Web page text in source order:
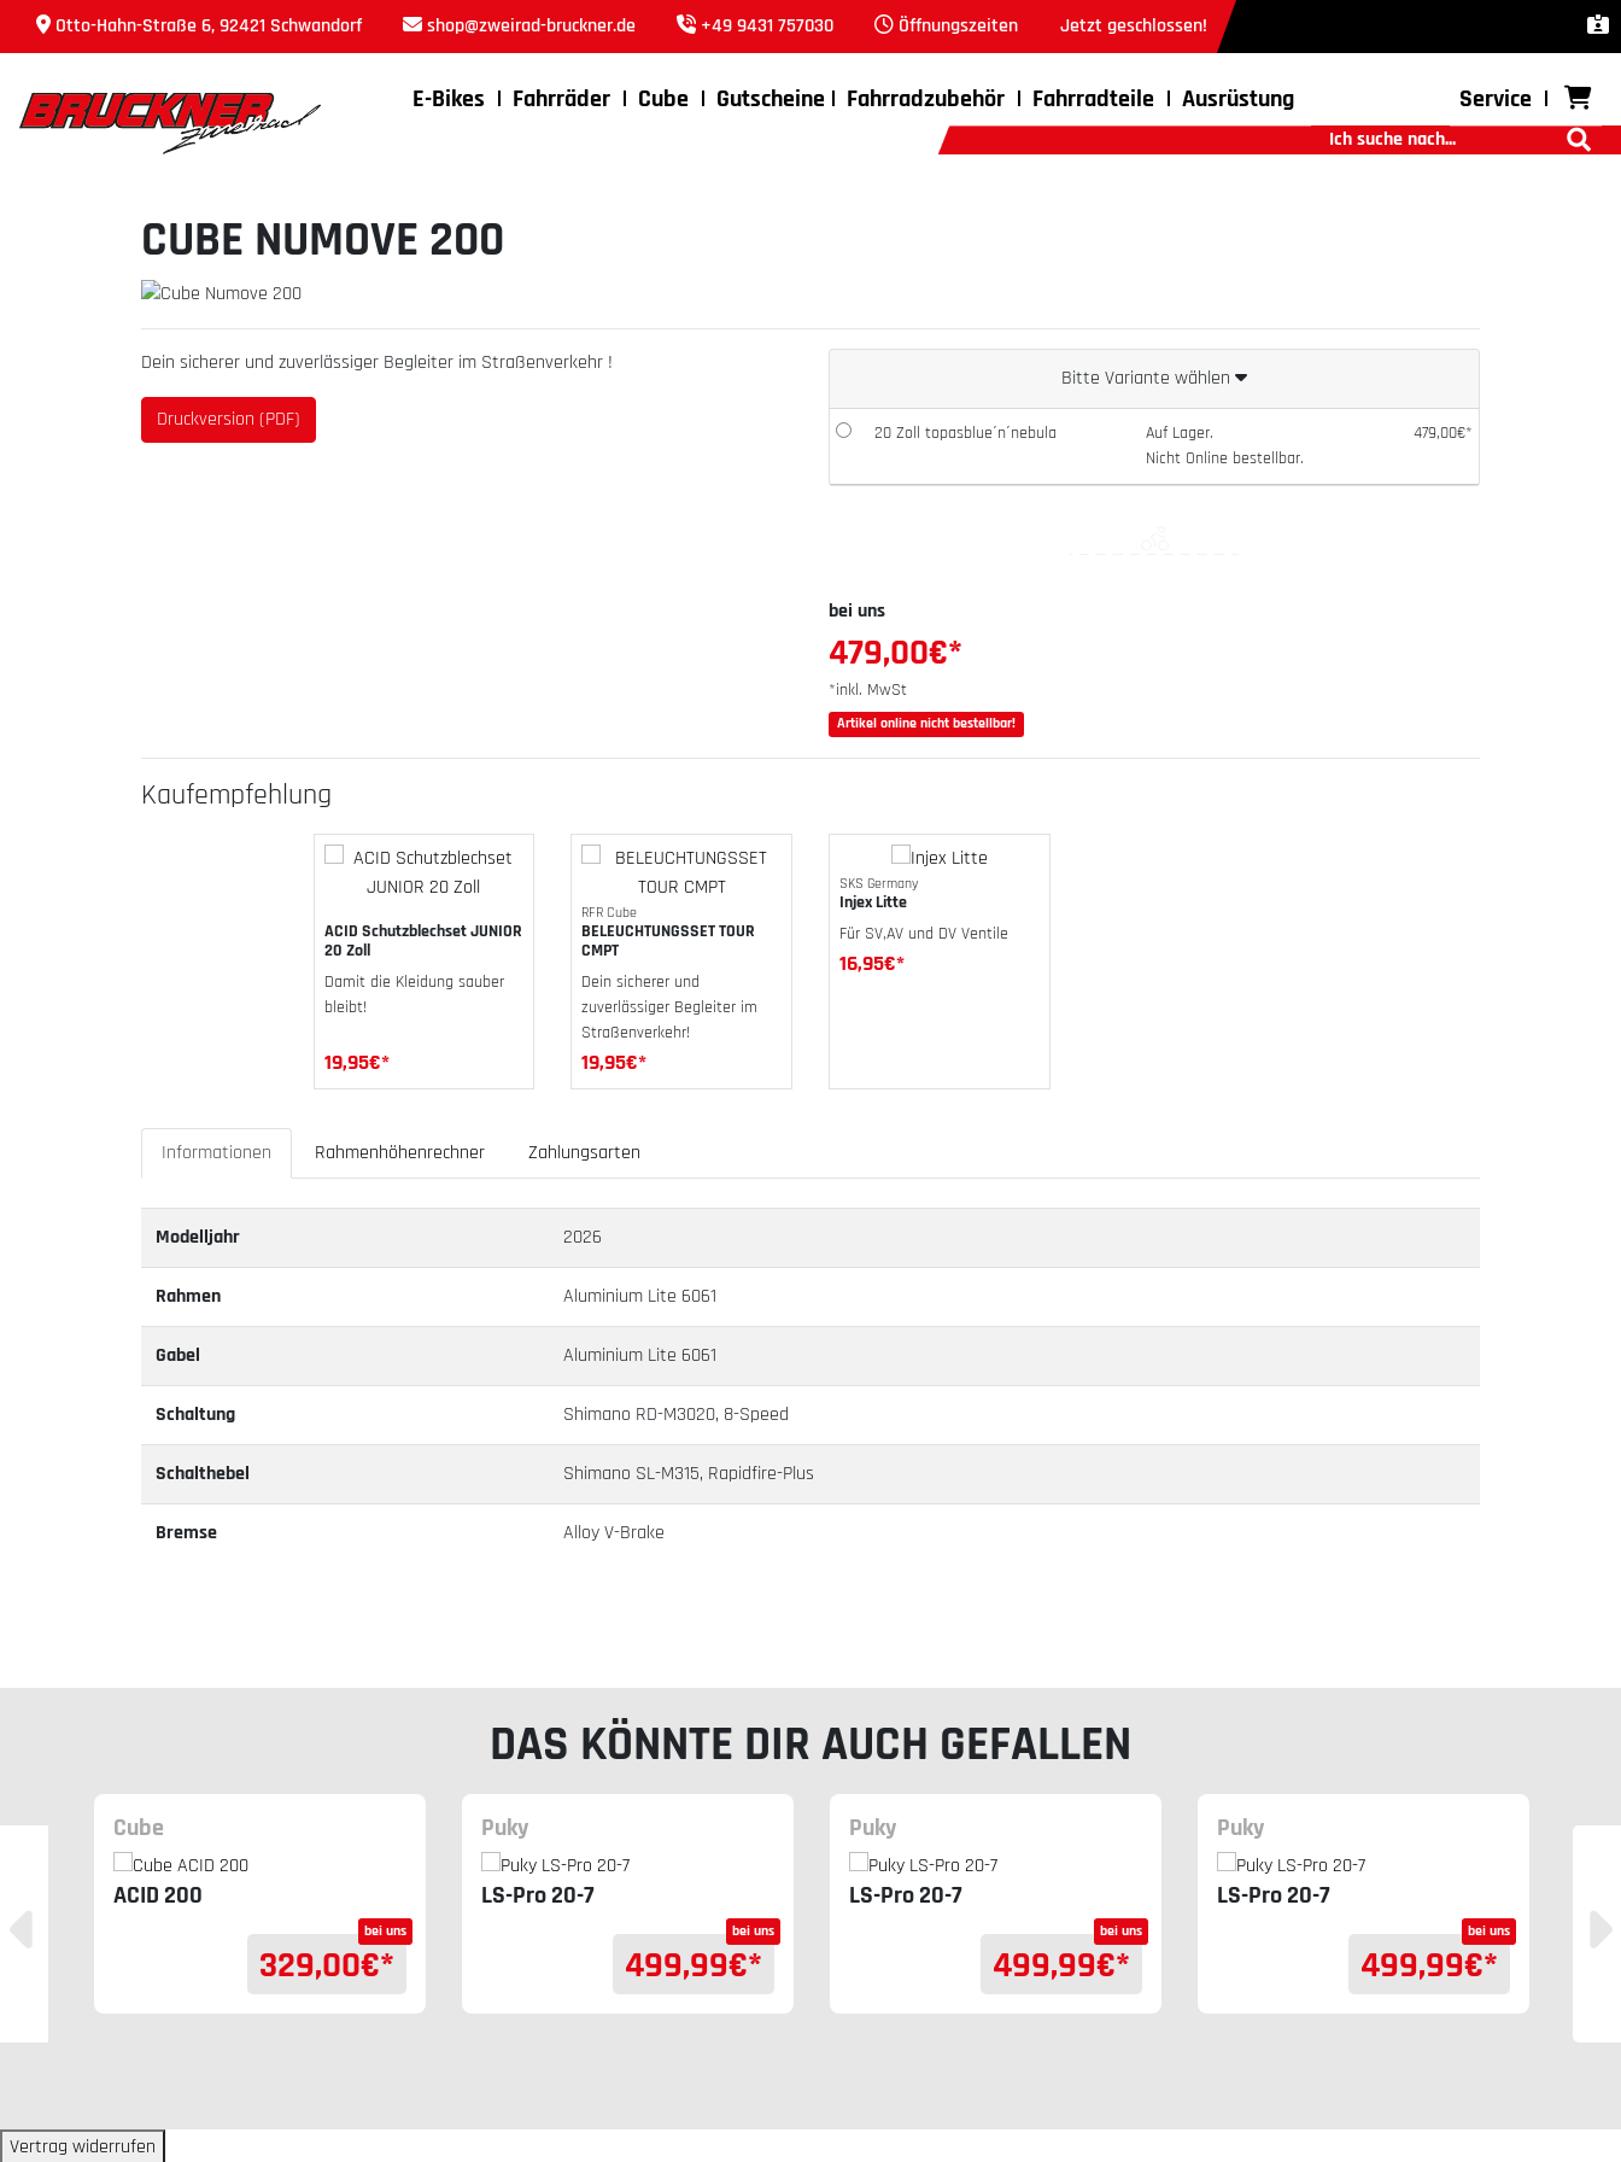
Otto-Hahn-Straße 6, 92421 Schwandorf shop@zweirad-bruckner.de +49 9431 757030 Öffnungszeiten Jetzt geschlossen!
E-Bikes Fahrräder Cube Gutscheine Fahrradzubehör Fahrradteile Ausrüstung Service
CUBE NUMOVE 200
Dein sicherer und zuverlässiger Begleiter im Straßenverkehr !
Druckversion (PDF)
Bitte Variante wählen
20 Zoll topasblue´n´nebula
Auf Lager.
Nicht Online bestellbar.
479,00€*
bei uns
479,00€*
*inkl. MwSt
Artikel online nicht bestellbar!
Kauf­emp­feh­lung
ACID Schutzblechset JUNIOR
20 Zoll
Damit die Kleidung sauber
bleibt!
19,95€*
RFR Cube
BELEUCHTUNGSSET TOUR
CMPT
Dein sicherer und
zuverlässiger Begleiter im
Straßenverkehr!
19,95€*
SKS Germany
Injex Litte
Für SV,AV und DV Ventile
16,95€*
Informationen Rahmenhöhenrechner Zahlungsarten
Modelljahr 2026
Rahmen Aluminium Lite 6061
Gabel Aluminium Lite 6061
Schaltung Shimano RD-M3020, 8-Speed
Schalthebel Shimano SL-M315, Rapidfire-Plus
Bremse Alloy V-Brake
DAS KÖNNTE DIR AUCH GEFALLEN
uns
Cube
ACID 200
bei uns
329,00€*
Puky
LS-Pro 20-7
bei uns
499,99€*
Puky
LS-Pro 20-7
bei uns
499,99€*
Puky
LS-Pro 20-7
bei uns
499,99€*
Vertrag widerrufen